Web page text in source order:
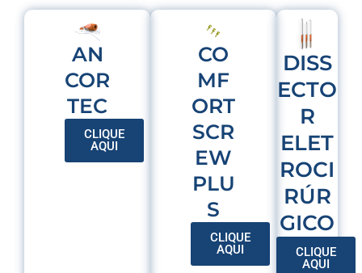
AN
COR
TEC
CLIQUE
AQUI
CO
MF
ORT
SCR
EW
PLU
S
CLIQUE
AQUI
DISS
ECTO
R
ELET
ROCI
RÚR
GICO
CLIQUE
AQUI